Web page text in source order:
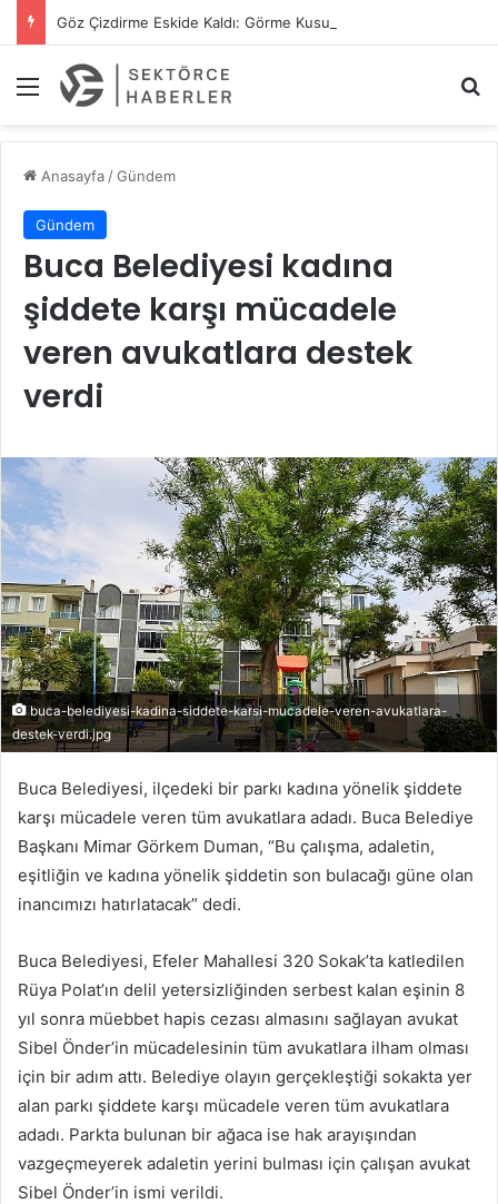
Menü
Anasayfa/Gündem
Gündem
Buca Belediyesi kadına
şiddete karşı mücadele
veren avukatlara destek
verdi
buca-belediyesi-kadina-siddete-karsi-mucadele-veren-avukatlara-
destek-verdi.jpg
Buca Belediyesi, ilçedeki bir parkı kadına yönelik şiddete
karşı mücadele veren tüm avukatlara adadı. Buca Belediye
Başkanı Mimar Görkem Duman, “Bu çalışma, adaletin,
eşitliğin ve kadına yönelik şiddetin son bulacağı güne olan
inancımızı hatırlatacak” dedi.
Buca Belediyesi, Efeler Mahallesi 320 Sokak’ta katledilen
Rüya Polat’ın delil yetersizliğinden serbest kalan eşinin 8
yıl sonra müebbet hapis cezası almasını sağlayan avukat
Sibel Önder’in mücadelesinin tüm avukatlara ilham olması
için bir adım attı. Belediye olayın gerçekleştiği sokakta yer
alan parkı şiddete karşı mücadele veren tüm avukatlara
adadı. Parkta bulunan bir ağaca ise hak arayışından
vazgeçmeyerek adaletin yerini bulması için çalışan avukat
Sibel Önder’in ismi verildi.